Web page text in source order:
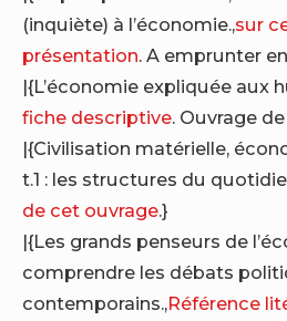
(inquiète) à l’économie.,sur
présentation. A emprunter
|{L’économie expliquée aux
fiche descriptive. Ouvrage
|{Civilisation matérielle,
t.1 : les structures du
de cet ouvrage.}
|{Les grands penseurs de
comprendre les débats
contemporains.,Référence